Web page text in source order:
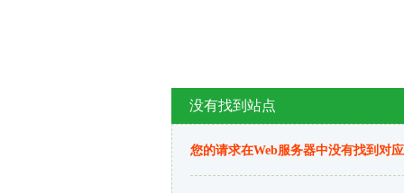
没有找到站点
您的请求在Web服务器中没有找到对